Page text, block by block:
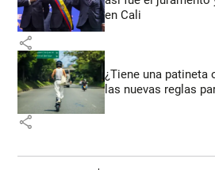
en Cali
share
¿Tiene una patineta
las nuevas reglas
share